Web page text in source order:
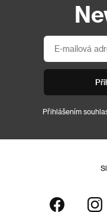
Přihlášením